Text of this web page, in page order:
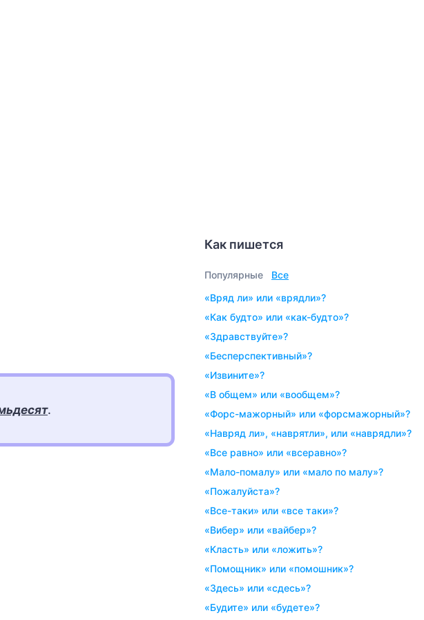
.
Как пишется
Популярные
Все
«вряд ли» или «врядли»?
«как будто» или «как-будто»?
«здравствуйте»?
«бесперспективный»?
«извините»?
«в общем» или «вообщем»?
«форс-мажорный» или «форсмажорный»?
«навряд ли», «наврятли», или «наврядли»?
«все равно» или «всеравно»?
«мало-помалу» или «мало по малу»?
«пожалуйста»?
«все-таки» или «все таки»?
«вибер» или «вайбер»?
«класть» или «ложить»?
«помощник» или «помошник»?
«здесь» или «сдесь»?
«будите» или «будете»?